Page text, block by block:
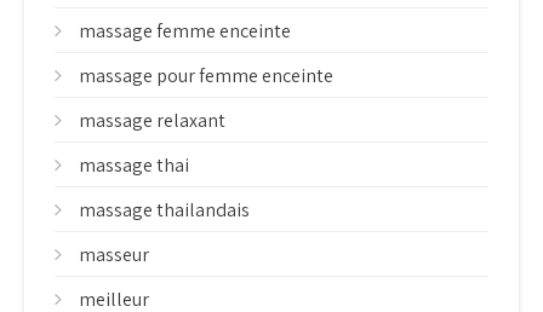
massage femme enceinte
massage pour femme enceinte
massage relaxant
massage thai
massage thailandais
masseur
meilleur